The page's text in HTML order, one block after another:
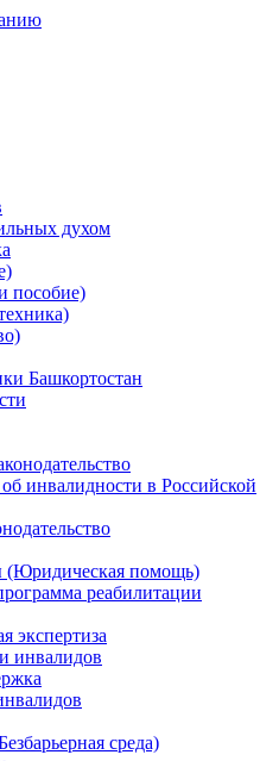
духом
пособие)
Башкортостан
инвалидности в Российской
(Юридическая помощь)
реабилитации
экспертиза
инвалидов
среда)